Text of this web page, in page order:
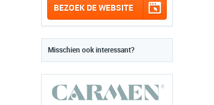
BEZOEK DE WEBSITE
Misschien ook interessant?